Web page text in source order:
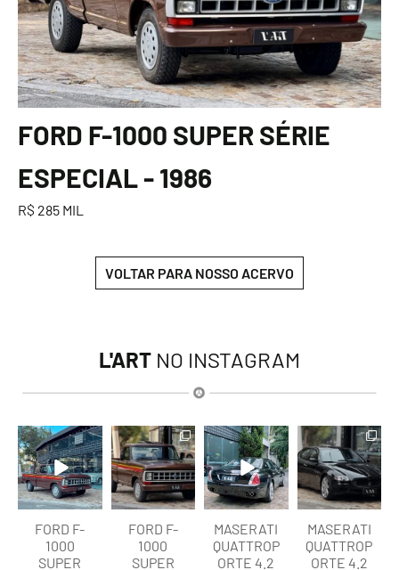
FORD F-1000 SUPER SÉRIE
ESPECIAL - 1986
R$ 285 MIL
VOLTAR PARA NOSSO ACERVO
L'ART NO INSTAGRAM
lart.br
Ago 7
FORD F-
1000
SUPER
lart.br
Ago 7
FORD F-
1000
SUPER
lart.br
Ago 6
MASERATI
QUATTROP
ORTE 4.2
lart.br
Ago 6
MASERATI
QUATTROP
ORTE 4.2